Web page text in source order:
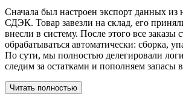
Сначала был настроен экспорт данных из
СДЭК. Товар завезли на склад, его
внесли в систему. После этого все заказы
обрабатываться автоматически: сборка,
По сути, мы полностью делегировали
следим за остатками и пополняем запасы
Читать полностью